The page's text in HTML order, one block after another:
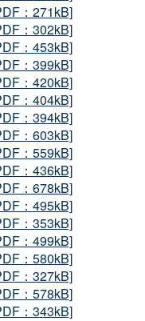
：271kB]
：302kB]
：453kB]
：399kB]
：420kB]
：404kB]
：394kB]
：603kB]
：559kB]
：436kB]
：678kB]
：495kB]
：353kB]
：499kB]
：580kB]
：327kB]
：578kB]
：343kB]